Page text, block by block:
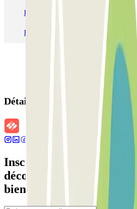
Parking Aéroport Roland Garros La
Parking Aéroport Barcelone Parking
Détails de la réservation
Inscrivez-vous à notre
découvrez des réductions,
bien d'autres surprises.